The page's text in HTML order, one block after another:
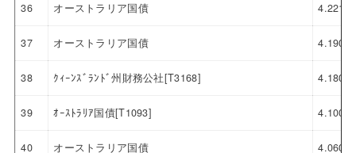
36 オーストラリア国債 4.221
37 オーストラリア国債 4.190
38 ｸｨｰﾝｽﾞﾗﾝﾄﾞ州財務公社[T3168] 4.180
39 ｵｰｽﾄﾗﾘｱ国債[T1093] 4.100
40 オーストラリア国債 4.060